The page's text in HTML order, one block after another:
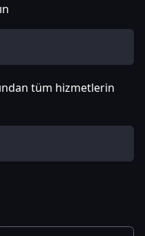
tüm hizmetlerin